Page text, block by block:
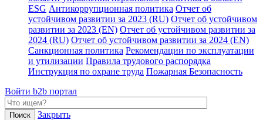
ESG Антикоррупционная политика Отчет об
устойчивом развитии за 2023 (RU) Отчет об устойчивом
развитии за 2023 (EN) Отчет об устойчивом развитии за
2024 (RU) Отчет об устойчивом развитии за 2024 (EN)
Санкционная политика Рекомендации по эксплуатации
и утилизации Правила трудового распорядка
Инструкция по охране труда Пожарная Безопасность
Войти b2b портал
Закрыть